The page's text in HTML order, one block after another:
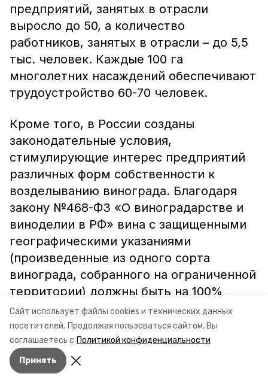
Сайт использует файлы cookies и технических данных
посетителей. Продолжая пользоваться сайтом, Вы
соглашаетесь с Политикой конфиденциальности
Принять
предприятий, занятых в отрасли
выросло до 50, а количество
работников, занятых в отрасли – до 5,5
тыс. человек. Каждые 100 га
многолетних насаждений обеспечивают
трудоустройство 60-70 человек.
Кроме того, в России созданы
законодательные условия,
стимулирующие интерес предприятий
различных форм собственности к
возделыванию винограда. Благодаря
закону №468-ФЗ «О виноградарстве и
виноделии в РФ» вина с защищенными
географическими указаниями
(произведенные из одного сорта
винограда, собранного на ограниченной
территории) должны быть на 100%
произведены из отечественного
винного материала.
Авторы: Ольга Винницкая